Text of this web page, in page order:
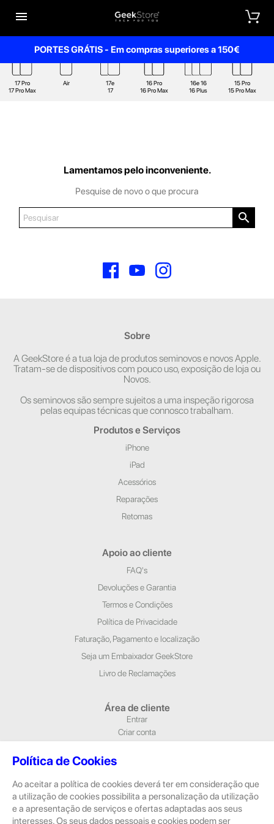
Política de Cookies
Ao aceitar a política de cookies deverá ter em consideração que
a utilização de cookies possibilita a personalização da utilização
e a apresentação de serviços e ofertas adaptadas aos seus
interesses. Os seus dados pessoais e cookies podem ser

PORTES GRÁTIS - Em compras superiores a 150€
17 Pro
17 Pro Max
Air
17e
17
16 Pro
16 Pro Max
16e 16
16 Plus
15 Pro
15 Pro Max
Lamentamos pelo inconveniente.
Pesquise de novo o que procura

FacebookYouTube
Sobre
A GeekStore é a tua loja de produtos seminovos e novos Apple.
Tratam-se de dispositivos com pouco uso, exposição de loja ou
Novos.
Os seminovos são sempre sujeitos a uma inspeção rigorosa
pelas equipas técnicas que connosco trabalham.
Produtos e Serviços
iPhone
iPad
Acessórios
Reparações
Retomas
Apoio ao cliente
FAQ's
Devoluções e Garantia
Termos e Condições
Política de Privacidade
Faturação, Pagamento e localização
Seja um Embaixador GeekStore
Livro de Reclamações
Área de cliente
Entrar
Criar conta
Morada e Contactos
Alameda Dr. Alfredo Pimenta, n.º 204/A Loja 1, 4810-420 Guimarães
Rua Dom Pedro V, n.º 808 R/C, 4785-306 Trofa
geral@geekstore.pt